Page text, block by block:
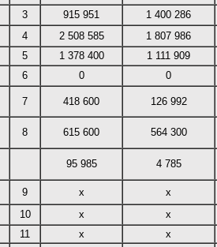
3 915 951 1 400 286
4 2 508 585 1 807 986
5 1 378 400 1 111 909
6 0 0
7 418 600 126 992
8 615 600 564 300
95 985 4 785
9 х х
10 х х
11 х х